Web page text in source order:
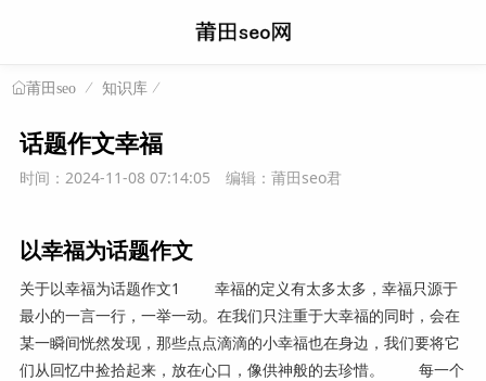
莆田seo 知识库
话题作文幸福
时间：2024-11-08 07:14:05 编辑：莆田seo君
以幸福为话题作文
关于以幸福为话题作文1 幸福的定义有太多太多，幸福只源于
最小的一言一行，一举一动。在我们只注重于大幸福的同时，会在
某一瞬间恍然发现，那些点点滴滴的小幸福也在身边，我们要将它
们从回忆中捡拾起来，放在心口，像供神般的去珍惜。 每一个